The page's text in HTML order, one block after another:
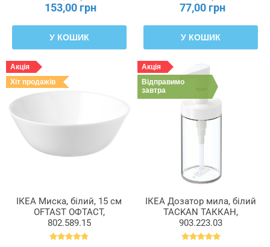
153,00 грн
У КОШИК
77,00 грн
У КОШИК
Акція
Хіт продажів
ІКЕА Миска, білий, 15 см
OFTAST ОФТАСТ,
802.589.15
Акція
Відправимо
завтра
ІКЕА Дозатор мила, білий
TACKAN ТАККАН,
903.223.03